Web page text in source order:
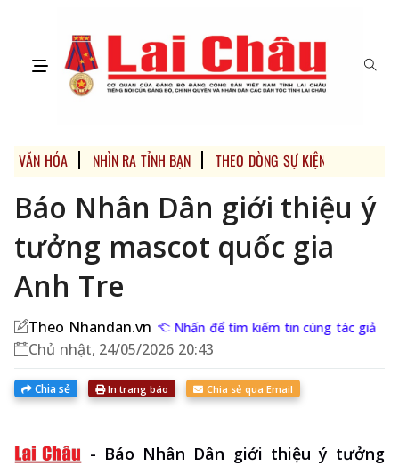
VĂN HÓA NHÌN RA TỈNH BẠN THEO DÒNG SỰ KIỆN
Báo Nhân Dân giới thiệu ý
tưởng mascot quốc gia
Anh Tre
Theo Nhandan.vn Nhấn để tìm kiếm tin cùng tác giả
Chủ nhật, 24/05/2026 20:43
Chia sẻ In trang báo Chia sẻ qua Email
- Báo Nhân Dân giới thiệu ý tưởng